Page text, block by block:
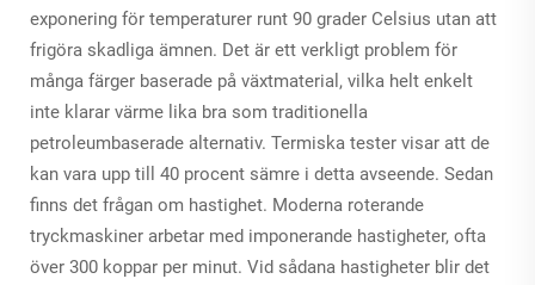
exponering för temperaturer runt 90 grader Celsius utan att
frigöra skadliga ämnen. Det är ett verkligt problem för
många färger baserade på växtmaterial, vilka helt enkelt
inte klarar värme lika bra som traditionella
petroleumbaserade alternativ. Termiska tester visar att de
kan vara upp till 40 procent sämre i detta avseende. Sedan
finns det frågan om hastighet. Moderna roterande
tryckmaskiner arbetar med imponerande hastigheter, ofta
över 300 koppar per minut. Vid sådana hastigheter blir det